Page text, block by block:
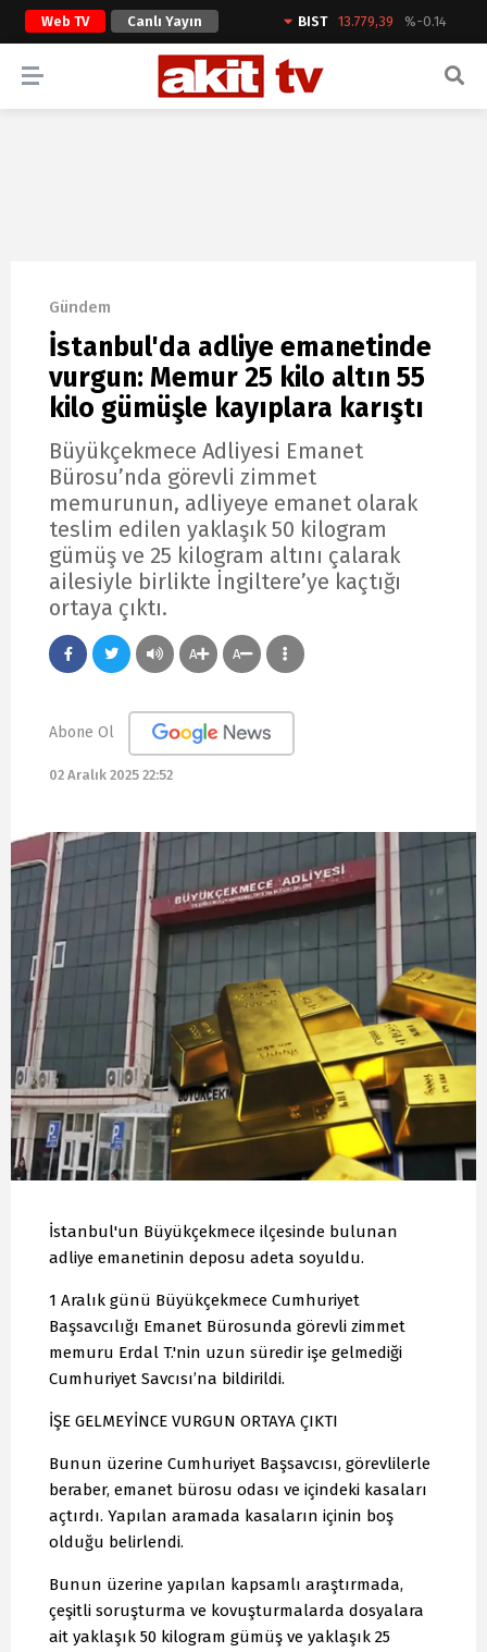
Web TV Canlı Yayın BIST 13.779,39 %-0.14
ARAMA YAP
Gündem
İstanbul'da adliye emanetinde
vurgun: Memur 25 kilo altın 55
kilo gümüşle kayıplara karıştı
Büyükçekmece Adliyesi Emanet
Bürosu’nda görevli zimmet
memurunun, adliyeye emanet olarak
teslim edilen yaklaşık 50 kilogram
gümüş ve 25 kilogram altını çalarak
ailesiyle birlikte İngiltere’ye kaçtığı
ortaya çıktı.
A A
Abone Ol
02 Aralık 2025 22:52
İstanbul'un Büyükçekmece ilçesinde bulunan
adliye emanetinin deposu adeta soyuldu.
1 Aralık günü Büyükçekmece Cumhuriyet
Başsavcılığı Emanet Bürosunda görevli zimmet
memuru Erdal T.'nin uzun süredir işe gelmediği
Cumhuriyet Savcısı’na bildirildi.
İŞE GELMEYİNCE VURGUN ORTAYA ÇIKTI
Bunun üzerine Cumhuriyet Başsavcısı, görevlilerle
beraber, emanet bürosu odası ve içindeki kasaları
açtırdı. Yapılan aramada kasaların içinin boş
olduğu belirlendi.
Bunun üzerine yapılan kapsamlı araştırmada,
çeşitli soruşturma ve kovuşturmalarda dosyalara
ait yaklaşık 50 kilogram gümüş ve yaklaşık 25